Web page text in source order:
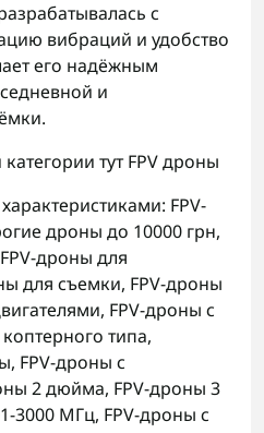
с
вибраций и удобство
его надёжным
и
тутFPV дроны
FPV-
дроны до 10000 грн,
FPV-дроны для
для съемки, FPV-дроны
, FPV-дроны с
коптерного типа,
, FPV-дроны с
2 дюйма, FPV-дроны 3
3000 МГц, FPV-дроны с